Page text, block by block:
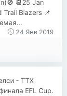
📆25 Jan
Trail Blazers 📌
24 Янв 2019
- ТТХ
EFL Cup.